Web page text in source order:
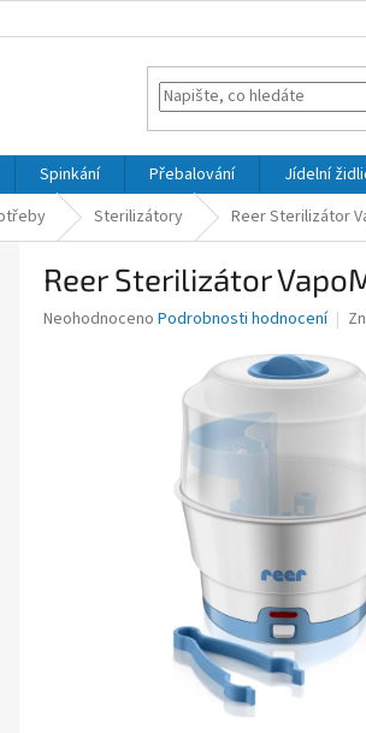
Spinkání Přebalování Jídelní
Sterilizátory Reer Sterilizátor
Reer Sterilizátor
Průměrné
Neohodnoceno Podrobnosti hodnocení